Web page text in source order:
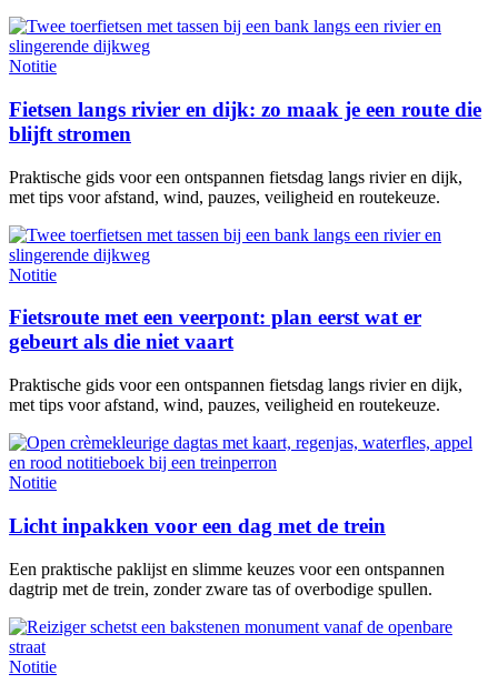
Notitie
Fietsen langs rivier en dijk: zo maak je een route die
blijft stromen
Praktische gids voor een ontspannen fietsdag langs rivier en dijk,
met tips voor afstand, wind, pauzes, veiligheid en routekeuze.
Notitie
Fietsroute met een veerpont: plan eerst wat er
gebeurt als die niet vaart
Praktische gids voor een ontspannen fietsdag langs rivier en dijk,
met tips voor afstand, wind, pauzes, veiligheid en routekeuze.
Notitie
Licht inpakken voor een dag met de trein
Een praktische paklijst en slimme keuzes voor een ontspannen
dagtrip met de trein, zonder zware tas of overbodige spullen.
Notitie